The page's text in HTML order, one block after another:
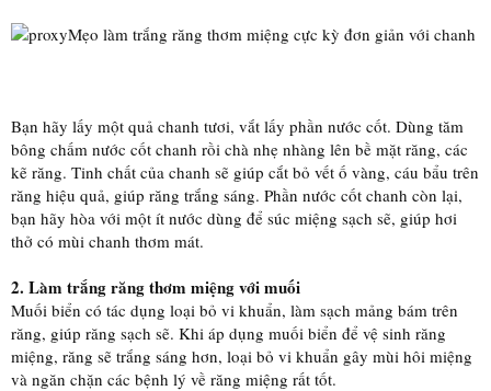
Mẹo làm trắng răng thơm miệng cực kỳ đơn giản với chanh
Bạn hãy lấy một quả chanh tươi, vắt lấy phần nước cốt. Dùng tăm
bông chấm nước cốt chanh rồi chà nhẹ nhàng lên bề mặt răng, các
kẽ răng. Tinh chất của chanh sẽ giúp cắt bỏ vết ố vàng, cáu bẩu trên
răng hiệu quả, giúp răng trắng sáng. Phần nước cốt chanh còn lại,
bạn hãy hòa với một ít nước dùng để súc miệng sạch sẽ, giúp hơi
thở có mùi chanh thơm mát.
2. Làm trắng răng thơm miệng với muối
Muối biển có tác dụng loại bỏ vi khuẩn, làm sạch mảng bám trên
răng, giúp răng sạch sẽ. Khi áp dụng muối biển để vệ sinh răng
miệng, răng sẽ trắng sáng hơn, loại bỏ vi khuẩn gây mùi hôi miệng
và ngăn chặn các bệnh lý về răng miệng rất tốt.